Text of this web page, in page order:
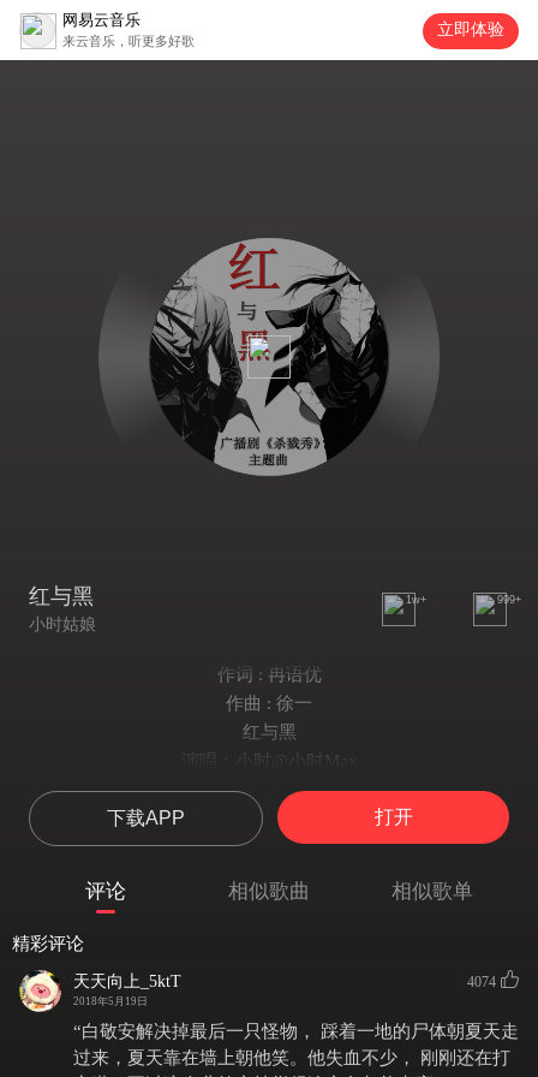
网易云音乐
来云音乐，听更多好歌
立即体验
红与黑
小时姑娘
1w+ 999+
作词 : 冉语优
作曲 : 徐一
红与黑
演唱：小时@小时Max
作词：冉语优@冉语优
作曲编曲：徐一@徐一_
混音：徐一@徐一_ 猴玩虾@猴Play个虾就是个虾
封面画师：@-生鐵落-
哪一个更趋于热忱
邪恶还是残忍
下载APP 打开
评论 相似歌曲 相似歌单
精彩评论
天天向上_5ktT
2018年5月19日
4074
“白敬安解决掉最后一只怪物， 踩着一地的尸体朝夏天走
过来，夏天靠在墙上朝他笑。他失血不少， 刚刚还在打